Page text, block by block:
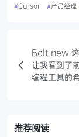
#Cursor #产品经理
Bolt.new 这
让我看到了
编程工具的
推荐阅读